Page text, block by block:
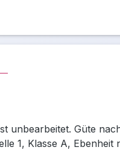
unbearbeitet. Güte
1, Klasse A, Ebenheit